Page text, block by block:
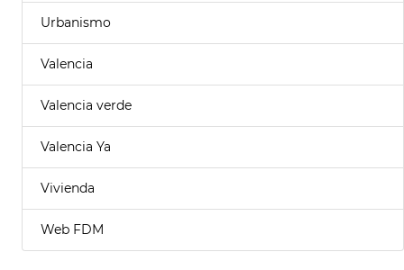
Urbanismo
Valencia
Valencia verde
Valencia Ya
Vivienda
Web FDM